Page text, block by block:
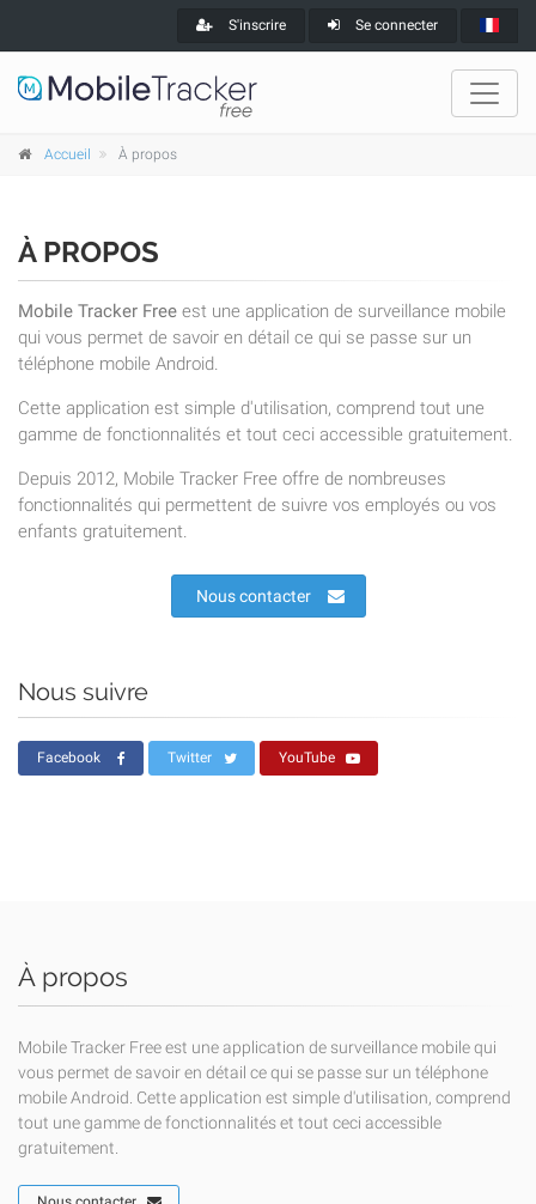
S'inscrire Se connecter
Accueil À propos
À PROPOS
Mobile Tracker Free est une application de surveillance mobile
qui vous permet de savoir en détail ce qui se passe sur un
téléphone mobile Android.
Cette application est simple d'utilisation, comprend tout une
gamme de fonctionnalités et tout ceci accessible gratuitement.
Depuis 2012, Mobile Tracker Free offre de nombreuses
fonctionnalités qui permettent de suivre vos employés ou vos
enfants gratuitement.
Nous contacter
Nous suivre
Facebook Twitter YouTube
À propos
Mobile Tracker Free est une application de surveillance mobile qui
vous permet de savoir en détail ce qui se passe sur un téléphone
mobile Android. Cette application est simple d'utilisation, comprend
tout une gamme de fonctionnalités et tout ceci accessible
gratuitement.